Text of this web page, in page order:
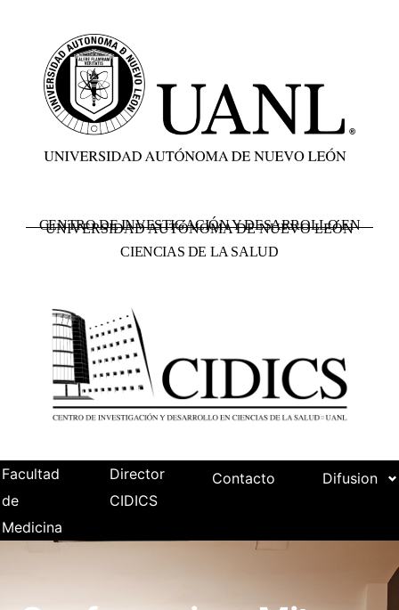
UNIVERSIDAD AUTÓNOMA DE NUEVO LEÓN
CENTRO DE INVESTIGACIÓN Y DESARROLLO EN
CIENCIAS DE LA SALUD
Facultad
de
Medicina
Director
CIDICS
Contacto Difusion